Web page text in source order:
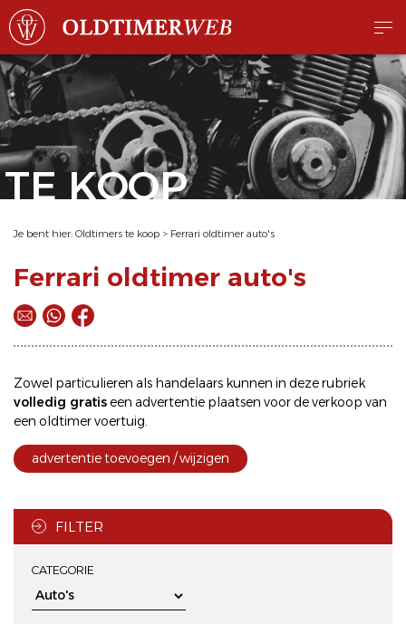
TE KOOP
Je bent hier: Oldtimers te koop > Ferrari oldtimer auto's
Ferrari oldtimer auto's
Zowel particulieren als handelaars kunnen in deze rubriek
volledig gratis een advertentie plaatsen voor deverkoop van
een oldtimer voertuig.
advertentie toevoegen / wijzigen
FILTER
CATEGORIE